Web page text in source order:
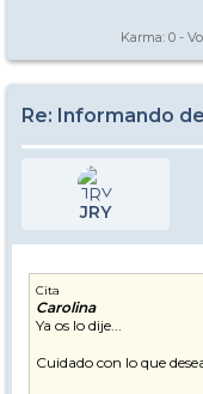
Karma: 0 -
Re: Informando
JRY
Cita
Carolina
Ya os lo dije...
Cuidado con lo que